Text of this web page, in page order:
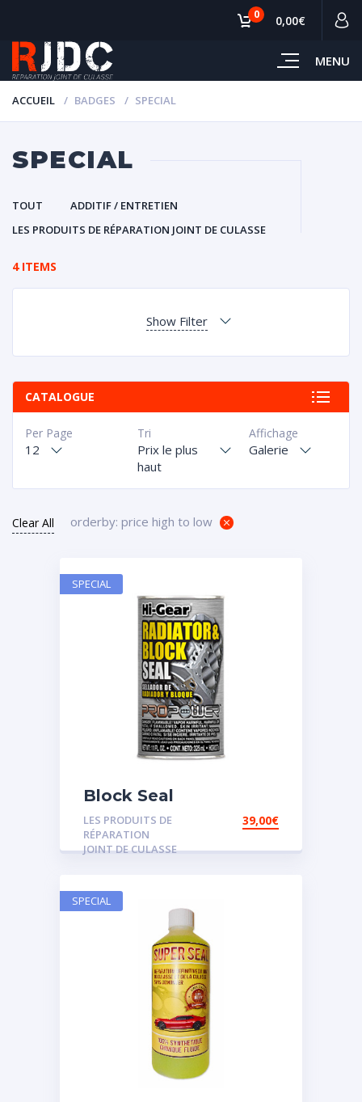
MENU
0 0,00€
ACCUEIL BADGES SPECIAL
SPECIAL
TOUT
ADDITIF / ENTRETIEN
LES PRODUITS DE RÉPARATION JOINT DE CULASSE
4 ITEMS
Show Filter
CATALOGUE
Affichage
Galerie
Tri
Prix le plus
haut
Per Page
12
Clear All orderby: price high to low
Block Seal
LES PRODUITS DE
RÉPARATION
JOINT DE CULASSE
39,00€
SPECIAL
SPECIAL